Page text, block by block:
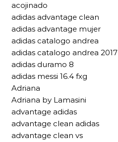
acojinado
adidas advantage clean
adidas advantage mujer
adidas catalogo andrea
adidas catalogo andrea 2017
adidas duramo 8
adidas messi 16.4 fxg
Adriana
Adriana by Lamasini
advantage adidas
advantage clean adidas
advantage clean vs